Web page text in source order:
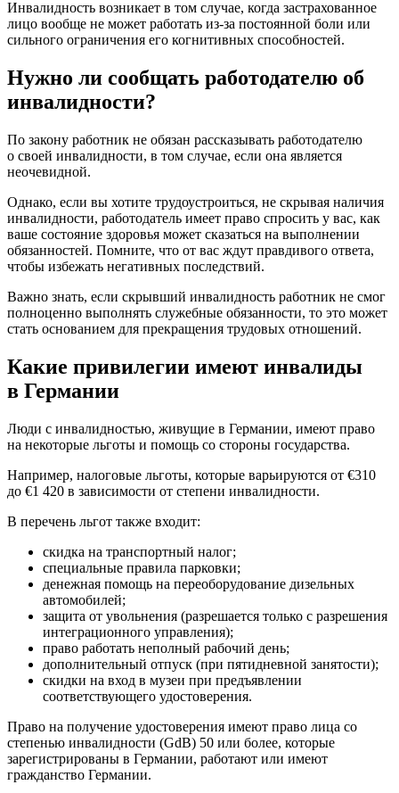
Инвалидность возникает в том случае, когда застрахованное
лицо вообще не может работать из-за постоянной боли или
сильного ограничения его когнитивных способностей.
Нужно ли сообщать работодателю об
инвалидности?
По закону работник не обязан рассказывать работодателю
о своей инвалидности, в том случае, если она является
неочевидной.
Однако, если вы хотите трудоустроиться, не скрывая наличия
инвалидности, работодатель имеет право спросить у вас, как
ваше состояние здоровья может сказаться на выполнении
обязанностей. Помните, что от вас ждут правдивого ответа,
чтобы избежать негативных последствий.
Важно знать, если скрывший инвалидность работник не смог
полноценно выполнять служебные обязанности, то это может
стать основанием для прекращения трудовых отношений.
Какие привилегии имеют инвалиды
в Германии
Люди с инвалидностью, живущие в Германии, имеют право
на некоторые льготы и помощь со стороны государства.
Например, налоговые льготы, которые варьируются от €310
до €1 420 в зависимости от степени инвалидности.
В перечень льгот также входит:
скидка на транспортный налог;
специальные правила парковки;
денежная помощь на переоборудование дизельных
автомобилей;
защита от увольнения (разрешается только с разрешения
интеграционного управления);
право работать неполный рабочий день;
дополнительный отпуск (при пятидневной занятости);
скидки на вход в музеи при предъявлении
соответствующего удостоверения.
Право на получение удостоверения имеют право лица со
степенью инвалидности (GdB) 50 или более, которые
зарегистрированы в Германии, работают или имеют
гражданство Германии.